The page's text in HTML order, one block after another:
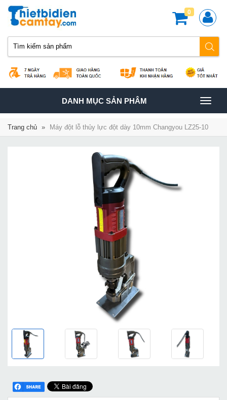
0
TOGGLE
NAVIGATION
DANH MỤC SẢN PHÂM
Trang chủ » Máy đột lỗ thủy lực đột dày 10mm Changyou LZ25-10